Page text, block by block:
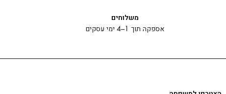
משלוחים
אספקה תוך 1–4 ימי עסקים